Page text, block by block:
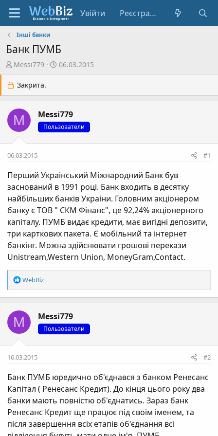
Увійти Реєстрація
Інші банки
Банк ПУМБ
А
т
о
т
е
и
Messi779
Д
а
т
в
о
р
н
я
06.03.2015
Закрита.
M Messi779
Пользователи
06.03.2015 #1
Перший Украінський Міжнародний Банк був
заснований в 1991 році. Банк входить в десятку
найбільших банків Украіни. Головним акціонером
банку є ТОВ " СКМ Фінанс", це 92,24% акціонерного
капіталу. ПУМБ видає кредити, має вигідні депозити,
три карткових пакета. Є мобільний та інтернет
банкінг. Можна здійснювати грошові перекази
Unistream,Western Union, MoneyGram,Contact.
Р
е
а
ц
і
ї
WebBiz
M Messi779
Пользователи
16.03.2015 #2
Банк ПУМБ юредично об'єднався з банком Ренесанс
Капітал ( Ренесанс Кредит). До кінця цього року два
банки мають повністю об'єднатись. Зараз банк
Ренесанс Кредит ще працює під своім іменем, та
після завершення всіх етапів об'єднання всі